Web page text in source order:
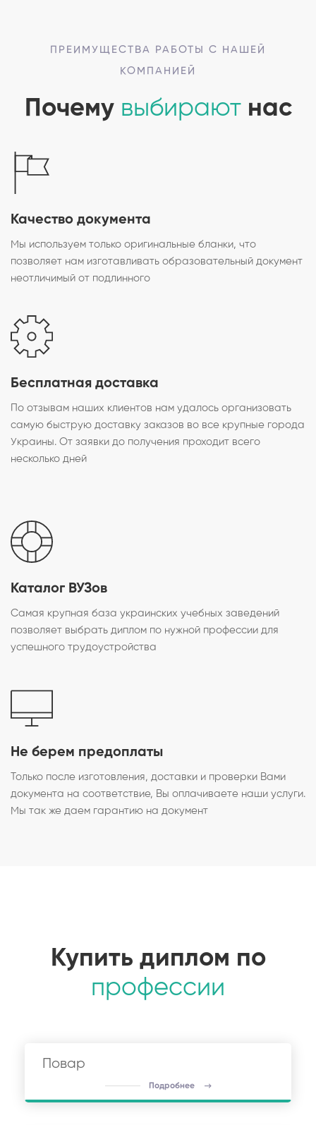
ПРЕИМУЩЕСТВА РАБОТЫ С НАШЕЙ
КОМПАНИЕЙ
Почему выбираютнас
Качество документа
Мы используем только оригинальные бланки, что
позволяет нам изготавливать образовательный документ
неотличимый от подлинного
Бесплатная доставка
По отзывам наших клиентов нам удалось организовать
самую быструю доставку заказов во все крупные города
Украины. От заявки до получения проходит всего
несколько дней
Каталог ВУЗов
Самая крупная база украинских учебных заведений
позволяет выбрать диплом по нужной профессии для
успешного трудоустройства
Не берем предоплаты
Только после изготовления, доставки и проверки Вами
документа на соответствие, Вы оплачиваете наши услуги.
Мы так же даем гарантию на документ
Купить диплом по
профессии
Повар
Подробнее